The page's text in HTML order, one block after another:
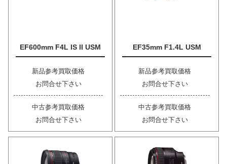
EF600mm F4L IS II USM
新品参考買取価格
お問合せ下さい
中古参考買取価格
お問合せ下さい
EF35mm F1.4L USM
新品参考買取価格
お問合せ下さい
中古参考買取価格
お問合せ下さい